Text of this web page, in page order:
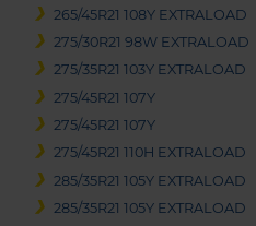
265/45R21 108Y EXTRALOAD
275/30R21 98W EXTRALOAD
275/35R21 103Y EXTRALOAD
275/45R21 107Y
275/45R21 107Y
275/45R21 110H EXTRALOAD
285/35R21 105Y EXTRALOAD
285/35R21 105Y EXTRALOAD